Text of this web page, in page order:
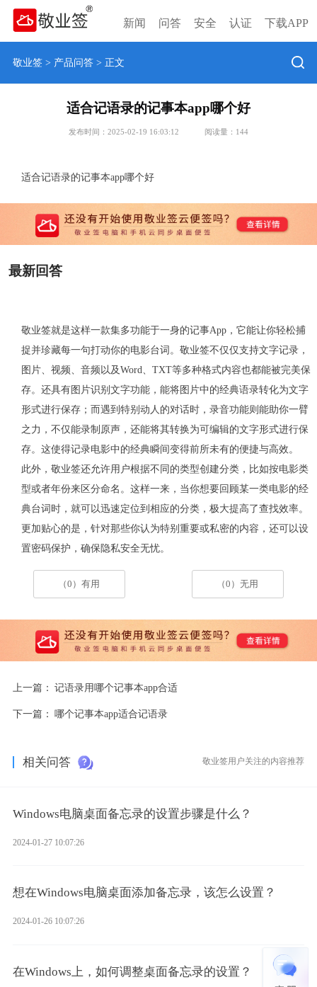
新闻 问答 安全 认证 下载APP
敬业签> 产品问答> 正文
适合记语录的记事本app哪个好
发布时间：2025-02-19 16:03:12 阅读量： 144
适合记语录的记事本app哪个好
最新回答
敬业签就是这样一款集多功能于一身的记事App，它能让你轻松捕
捉并珍藏每一句打动你的电影台词。敬业签不仅仅支持文字记录，
图片、视频、音频以及Word TXT等多种格式内容也都能被完美保
存。还具有图片识别文字功能，能将图片中的经典语录转化为文字
形式进行保存；而遇到特别动人的对话时，录音功能则能助你一臂
之力，不仅能录制原声，还能将其转换为可编辑的文字形式进行保
存。这使得记录电影中的经典瞬间变得前所未有的便捷与高效。
此外，敬业签还允许用户根据不同的类型创建分类，比如按电影类
型或者年份来区分命名。这样一来，当你想要回顾某一类电影的经
典台词时，就可以迅速定位到相应的分类，极大提高了查找效率。
更加贴心的是，针对那些你认为特别重要或私密的内容，还可以设
置密码保护，确保隐私安全无忧。
（0）有用 （0）无用
上一篇： 记语录用哪个记事本app合适
下一篇： 哪个记事本app适合记语录
相关问答 敬业签用户关注的内容推荐
Windows电脑桌面备忘录的设置步骤是什么？
2024-01-27 10:07:26
想在Windows电脑桌面添加备忘录，该怎么设置？
2024-01-26 10:07:26
在Windows上，如何调整桌面备忘录的设置？